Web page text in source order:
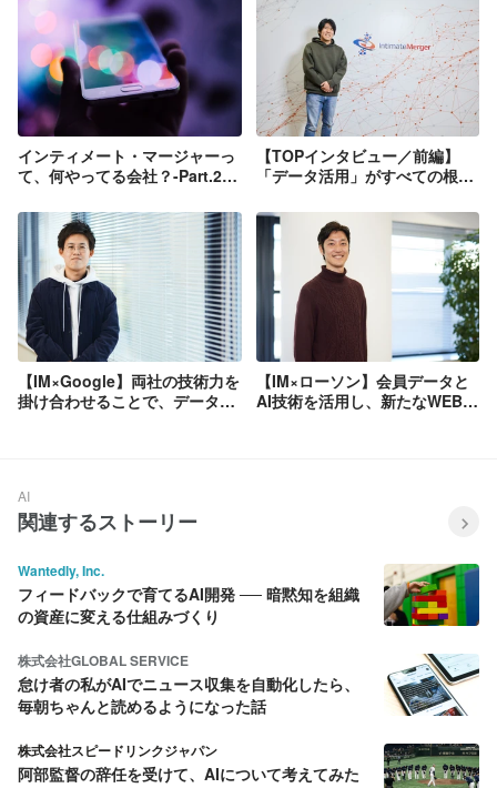
インティメート・マージャーっ
て、何やってる会社？-Part.2-
【TOPインタビュー／前編】
「データ活用」がすべての根
価値創造に貢献する
【IM×Google】両社の技術力を
掛け合わせることで、データが
【IM×ローソン】会員データと
AI技術を活用し、新たなWEB広
AI
関連するストーリー
Wantedly, Inc.
フィードバックで育てるAI開発 ── 暗黙知を組織
の資産に変える仕組みづくり
株式会社GLOBAL SERVICE
怠け者の私がAIでニュース収集を自動化したら、
毎朝ちゃんと読めるようになった話
株式会社スピードリンクジャパン
阿部監督の辞任を受けて、AIについて考えてみた